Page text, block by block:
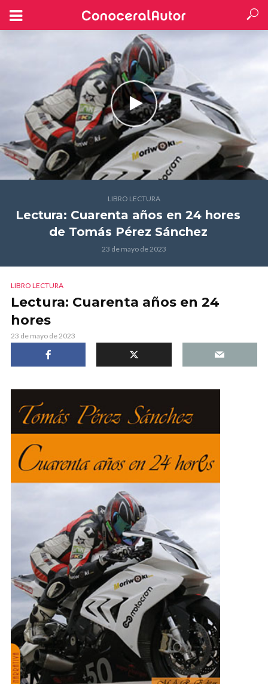
LIBRO LECTURA
Lectura: Cuarenta años en 24 hores
de Tomás Pérez Sánchez
23 de mayo de 2023
LIBRO LECTURA
Lectura: Cuarenta años en 24
hores
23 de mayo de 2023